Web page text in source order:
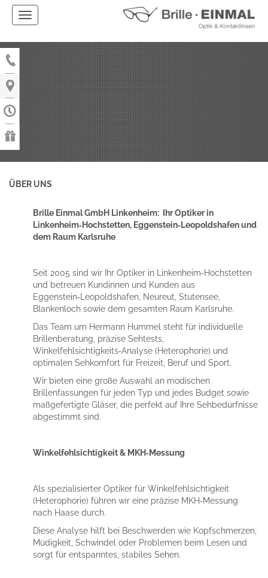
menü
ÜBER UNS
Brille Einmal GmbH Linkenheim: Ihr Optiker in
Linkenheim‑Hochstetten, Eggenstein‑Leopoldshafen und
dem Raum Karlsruhe
Seit 2005 sind wir Ihr Optiker in Linkenheim‑Hochstetten
und betreuen Kundinnen und Kunden aus
Eggenstein‑Leopoldshafen, Neureut, Stutensee,
Blankenloch sowie dem gesamten Raum Karlsruhe.
Das Team um Hermann Hummel steht für individuelle
Brillenberatung, präzise Sehtests,
Winkelfehlsichtigkeits‑Analyse (Heterophorie) und
optimalen Sehkomfort für Freizeit, Beruf und Sport.
Wir bieten eine große Auswahl an modischen
Brillenfassungen für jeden Typ und jedes Budget sowie
maßgefertigte Gläser, die perfekt auf Ihre Sehbedürfnisse
abgestimmt sind.
Winkelfehlsichtigkeit & MKH‑Messung
Als spezialisierter Optiker für Winkelfehlsichtigkeit
(Heterophorie) führen wir eine präzise MKH‑Messung
nach Haase durch.
Diese Analyse hilft bei Beschwerden wie Kopfschmerzen,
Müdigkeit, Schwindel oder Problemen beim Lesen und
sorgt für entspanntes, stabiles Sehen.